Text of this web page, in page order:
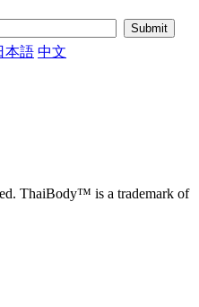
本語 中文
ThaiBody™ is a trademark of